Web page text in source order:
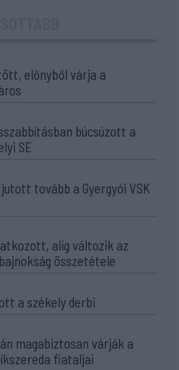
előnyből várja a
búcsúzott a
SE
tovább a Gyergyói VSK
alig változik az
összetétele
a székely derbi
magabiztosan várják a
fiataljai